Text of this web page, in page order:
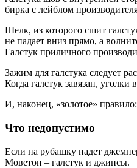
бирка с лейблом
Шелк, из которого сшит
не падает вниз прямо, а
Галстук приличного
Зажим для галстука следует
Когда галстук завязан,
И, наконец, «золотое»
Что недопустимо
Если на рубашку надет
Моветон – галстук и джинсы.